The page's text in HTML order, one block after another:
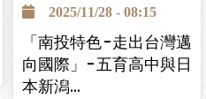
2025/11/28 - 08:15
「南投特色-走出台灣邁
向國際」-五育高中與日
本新潟…